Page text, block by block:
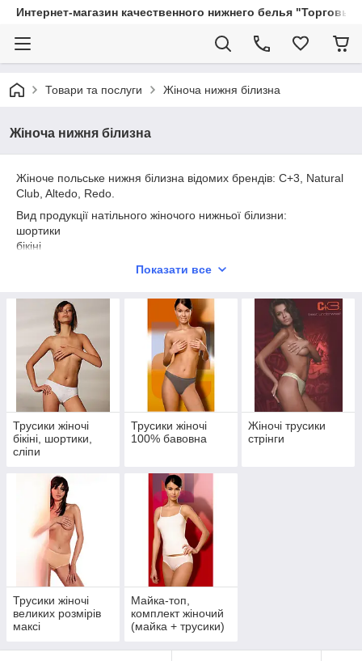
Интернет-магазин качественного нижнего белья
Товари та послуги Жіноча нижня білизна
Жіноча нижня білизна
Жіноче польське нижня білизна відомих брендів: C+3, Natural
Club, Altedo, Redo.
Вид продукції натільного жіночого нижньої білизни:
шортики
бікіні
піжами
Тканина продукції:
100% бавовна,
стрейч (95% бавовна + 5% еластан),
модал (86% нейлон + 8% еластан + 6% поліамід),
Розміри:
44р, 46р, 48р, 50р, 52р, 54р, 56р, 58р, (XS, S, M, L, XL, 2XL,
3XL)
Показати все
Трусики жіночі
бікіні, шортики,
сліпи
Трусики жіночі
100% бавовна
Жіночі трусики
стрінги
Трусики жіночі
великих розмірів
максі
Майка-топ,
комплект жіночий
(майка + трусики)